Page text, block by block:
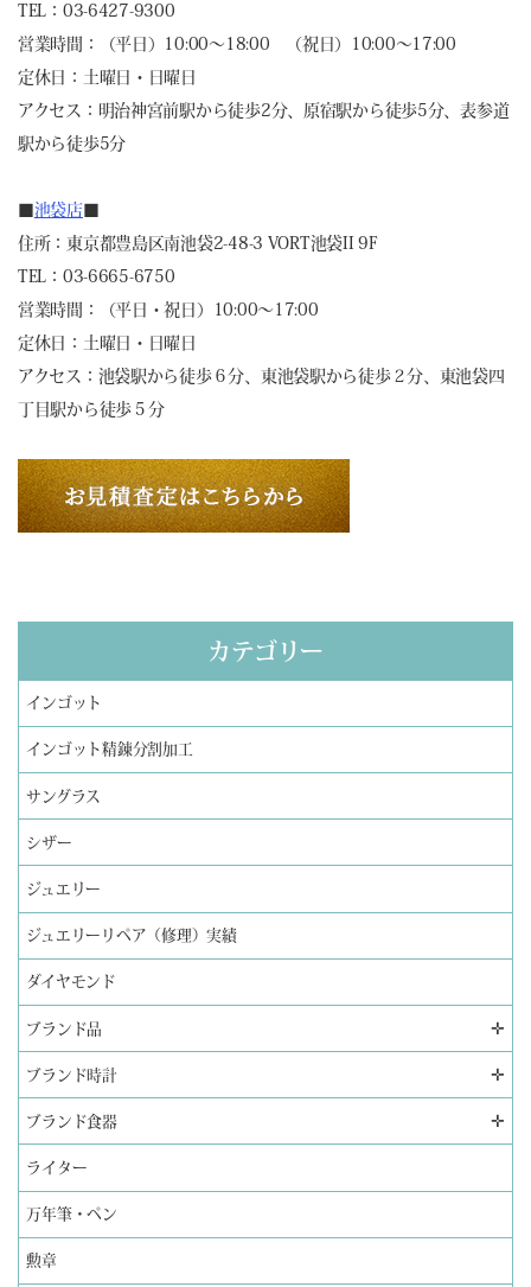
TEL：03-6427-9300
営業時間：（平日）10:00～18:00 （祝日）10:00～17:00
定休日：土曜日・日曜日
アクセス：明治神宮前駅から徒歩2分、原宿駅から徒歩5分、表参道
駅から徒歩5分
■池袋店■
住所：東京都豊島区南池袋2-48-3 VORT池袋II 9F
TEL：03-6665-6750
営業時間：（平日・祝日）10:00～17:00
定休日：土曜日・日曜日
アクセス：池袋駅から徒歩６分、東池袋駅から徒歩２分、東池袋四
丁目駅から徒歩５分
カテゴリー
インゴット
インゴット精錬分割加工
サングラス
シザー
ジュエリー
ジュエリーリペア（修理）実績
ダイヤモンド
ブランド品 ✛
ブランド時計 ✛
ブランド食器 ✛
ライター
万年筆・ペン
勲章